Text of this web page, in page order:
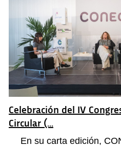
Celebración del IV
Circular (...
En su carta edición,